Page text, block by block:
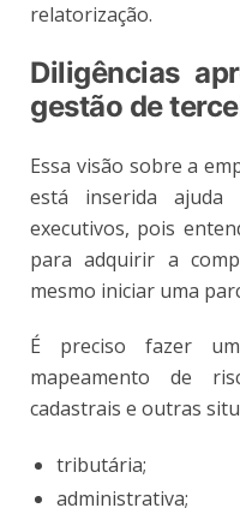
relatorização.
Diligências
gestão de
Essa visão sobre a
está inserida
executivos, pois
para adquirir a
mesmo iniciar uma
É preciso fazer
mapeamento de
cadastrais e outras
tributária;
administrativa;